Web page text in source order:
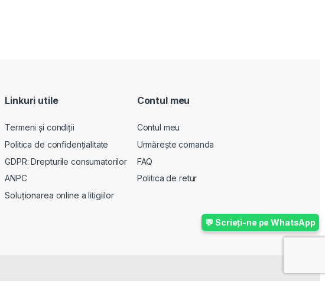
💬 Scrieți-ne pe WhatsApp
Linkuri utile
Termeni și condiții
Politica de confidențialitate
GDPR: Drepturile consumatorilor
ANPC
Soluționarea online a litigiilor
Contul meu
Contul meu
Urmărește comanda
FAQ
Politica de retur